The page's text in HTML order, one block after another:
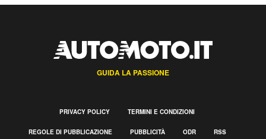
GUIDA LA PASSIONE
PRIVACY POLICY TERMINI E CONDIZIONI
REGOLE DI PUBBLICAZIONE PUBBLICITÀ ODR RSS